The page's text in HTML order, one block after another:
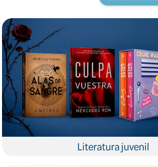
Literatura juvenil